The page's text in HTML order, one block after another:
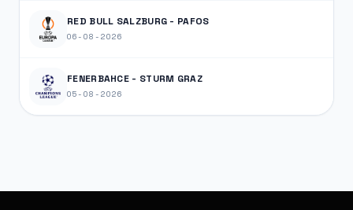
RED BULL SALZBURG - PAFOS
06-08-2026
FENERBAHCE - STURM GRAZ
05-08-2026